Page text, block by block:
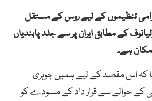
تنظیموں کے لیے روس کے مستقل
کے مطابق ایران پر سے جلد پابندیاں
ہے۔
کہ اس مقصد کے لیے ہمیں جوہری
کے حوالے سے قرار داد کے مسودے کو